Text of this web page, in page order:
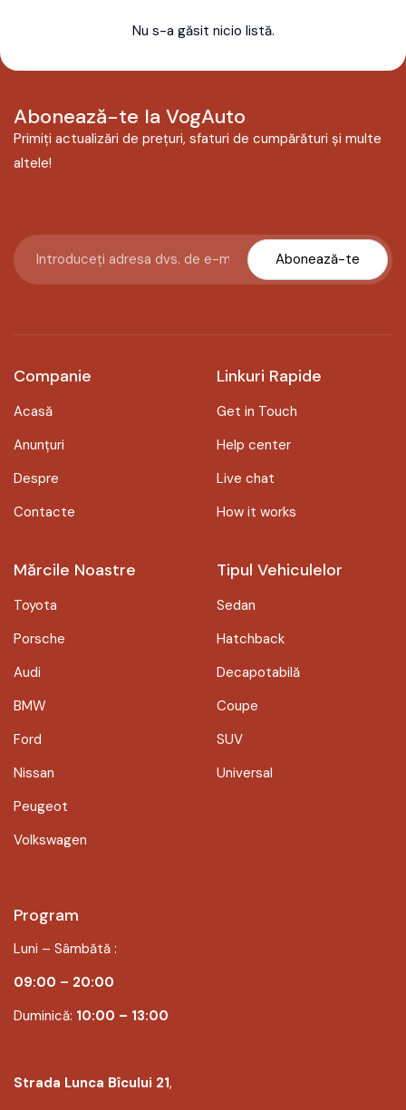
Nu s-a găsit nicio listă.
Abonează-te la VogAuto
Primiți actualizări de prețuri, sfaturi de cumpărături și multe
altele!
Abonează-te
Companie
Acasă
Anunțuri
Despre
Contacte
Linkuri Rapide
Get in Touch
Help center
Live chat
How it works
Mărcile Noastre
Toyota
Porsche
Audi
BMW
Ford
Nissan
Peugeot
Volkswagen
Tipul Vehiculelor
Sedan
Hatchback
Decapotabilă
Coupe
SUV
Universal
Program
Luni – Sâmbătă :
09:00 – 20:00
Duminică: 10:00 – 13:00
Strada Lunca Bîcului 21,